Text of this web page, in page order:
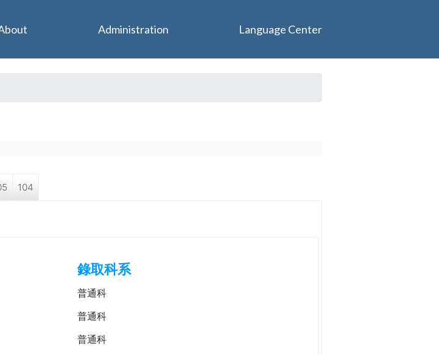
104
錄取科系
普通科
普通科
普通科
Administration Language Center